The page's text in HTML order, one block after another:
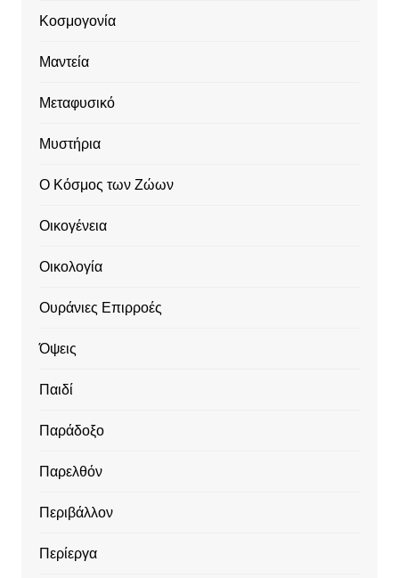
Κοσμογονία
Μαντεία
Μεταφυσικό
Μυστήρια
Ο Κόσμος των Ζώων
Οικογένεια
Οικολογία
Ουράνιες Επιρροές
Όψεις
Παιδί
Παράδοξο
Παρελθόν
Περιβάλλον
Περίεργα